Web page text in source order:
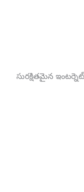
సురక్షితమైన